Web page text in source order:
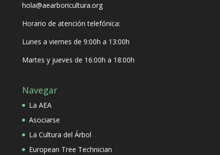
hola@aearboricultura.org
Horario de atención telefónica:
Lunes a viernes de 9:00h a 13:00h
Martes y jueves de 16:00h a 18:00h
Navegar
La AEA
Asociarse
La Cultura del Árbol
European Tree Technician